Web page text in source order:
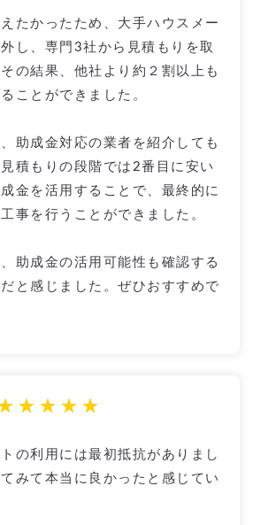
たかったため、大手ハウスメー
し、専門3社から見積もりを取
の結果、他社より約２割以上も
ことができました。
助成金対応の業者を紹介しても
積もりの段階では2番目に安い
金を活用することで、最終的に
事を行うことができました。
助成金の活用可能性も確認する
と感じました。ぜひおすすめで
の利用には最初抵抗がありまし
みて本当に良かったと感じてい